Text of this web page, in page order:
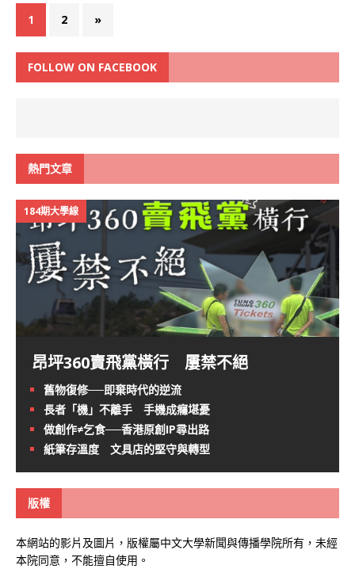
1 2 »
FOLLOW ON FACEBOOK
熱門文章
184期大學線
昂坪360賣飛黨橫行 屢禁不絕
舊物復修──即棄時代的逆流
長者「機」不離手 手機成癮堪憂
做創作≠乞食──香港原創IP尋出路
紙筆存溫度 文具店的堅守與轉型
版權
本網站的影片及圖片，版權屬中文大學新聞與傳播學院所有，未經
本院同意，不能擅自使用。